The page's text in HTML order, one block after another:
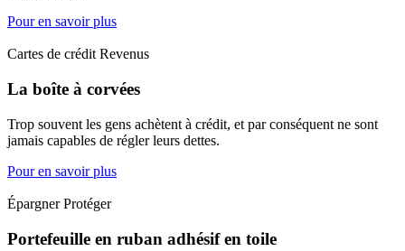
Pour en savoir plus
Cartes de crédit Revenus
La boîte à corvées
Trop souvent les gens achètent à crédit, et par conséquent ne sont
jamais capables de régler leurs dettes.
Pour en savoir plus
Épargner Protéger
Portefeuille en ruban adhésif en toile